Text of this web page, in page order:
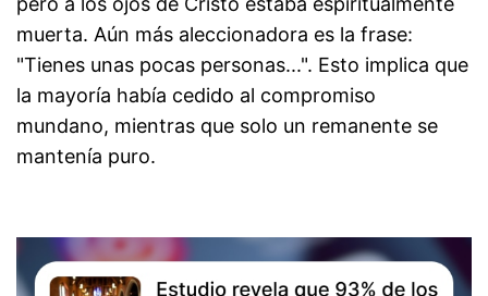
muerta. Aún más aleccionadora es la frase:
"Tienes unas pocas personas...". Esto implica que
la mayoría había cedido al compromiso
mundano, mientras que solo un remanente se
mantenía puro.